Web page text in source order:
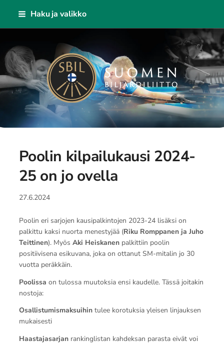
Siirry
Haku ja valikko
Suomen Biljardiliitto ry
Poolin kilpailukausi 2024-
25 on jo ovella
27.6.2024
Poolin eri sarjojen kausipalkintojen 2023-24 lisäksi on
palkittu kaksi nuorta menestyjää (Riku Romppanen ja Juho
Teittinen). Myös Aki Heiskanenpalkittiin poolin
positiivisena esikuvana, joka on ottanut SM-mitalin jo 30
vuotta peräkkäin.
Poolissa on tulossa muutoksia ensi kaudelle. Tässä joitakin
nostoja:
Osallistumismaksuihintulee korotuksia yleisen linjauksen
mukaisesti
Haastajasarjanrankinglistan kahdeksan parasta eivät voi